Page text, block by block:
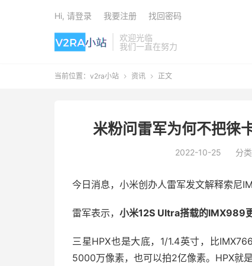
欢迎光临
我们一直在努力
Hi, 请登录 我要注册 找回密码
当前位置： v2ra小站  资讯  正文
米粉问雷军为何不把徕
2022-10-25 分类
今日消息，小米创办人雷军发文解释索尼
雷军表示， 小米12S Ultra搭载的IMX989
三星HPX也是大底，1/1.4英寸，比
5000万像素，也可以拍2亿像素。HPX就